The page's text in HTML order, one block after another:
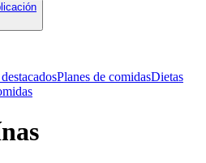
Planes de comidasDietas